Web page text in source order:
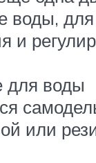
воды, для
и
для воды
или